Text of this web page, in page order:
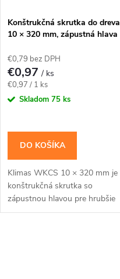
e
p
r
u
k
s
p
r
o
d
u
k
t
Konštrukčná skrutka do dreva
10 × 320 mm, zápustná hlava
€0,79 bez DPH
€0,97/ ks
Jednotková
cena:
€0,97 / 1 ks
Skladom 75 ks
DO KOŠÍKA
Klimas WKCS 10 × 320 mm je
konštrukčná skrutka so
zápustnou hlavou pre hrubšie
trámy, krokvy a viacvrstvové